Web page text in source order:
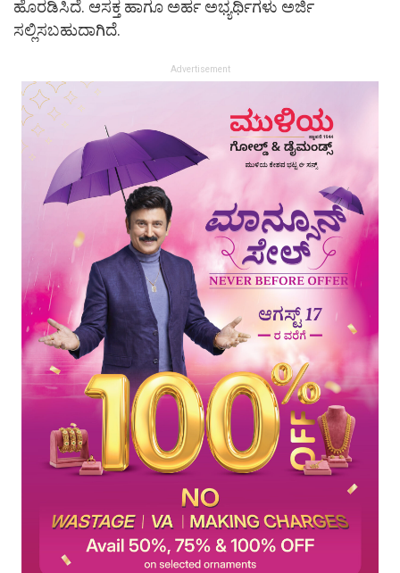
ಹೊರಡಿಸಿದೆ. ಆಸಕ್ತ ಹಾಗೂ ಅರ್ಹ ಅಭ್ಯರ್ಥಿಗಳು ಅರ್ಜಿ
ಸಲ್ಲಿಸಬಹುದಾಗಿದೆ.
Advertisement